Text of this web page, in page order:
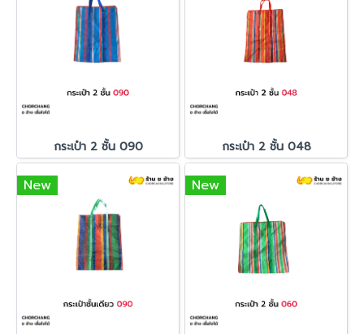
กระเป๋า 2 ชั้น 090 กระเป๋า 2 ชั้น 048
New New